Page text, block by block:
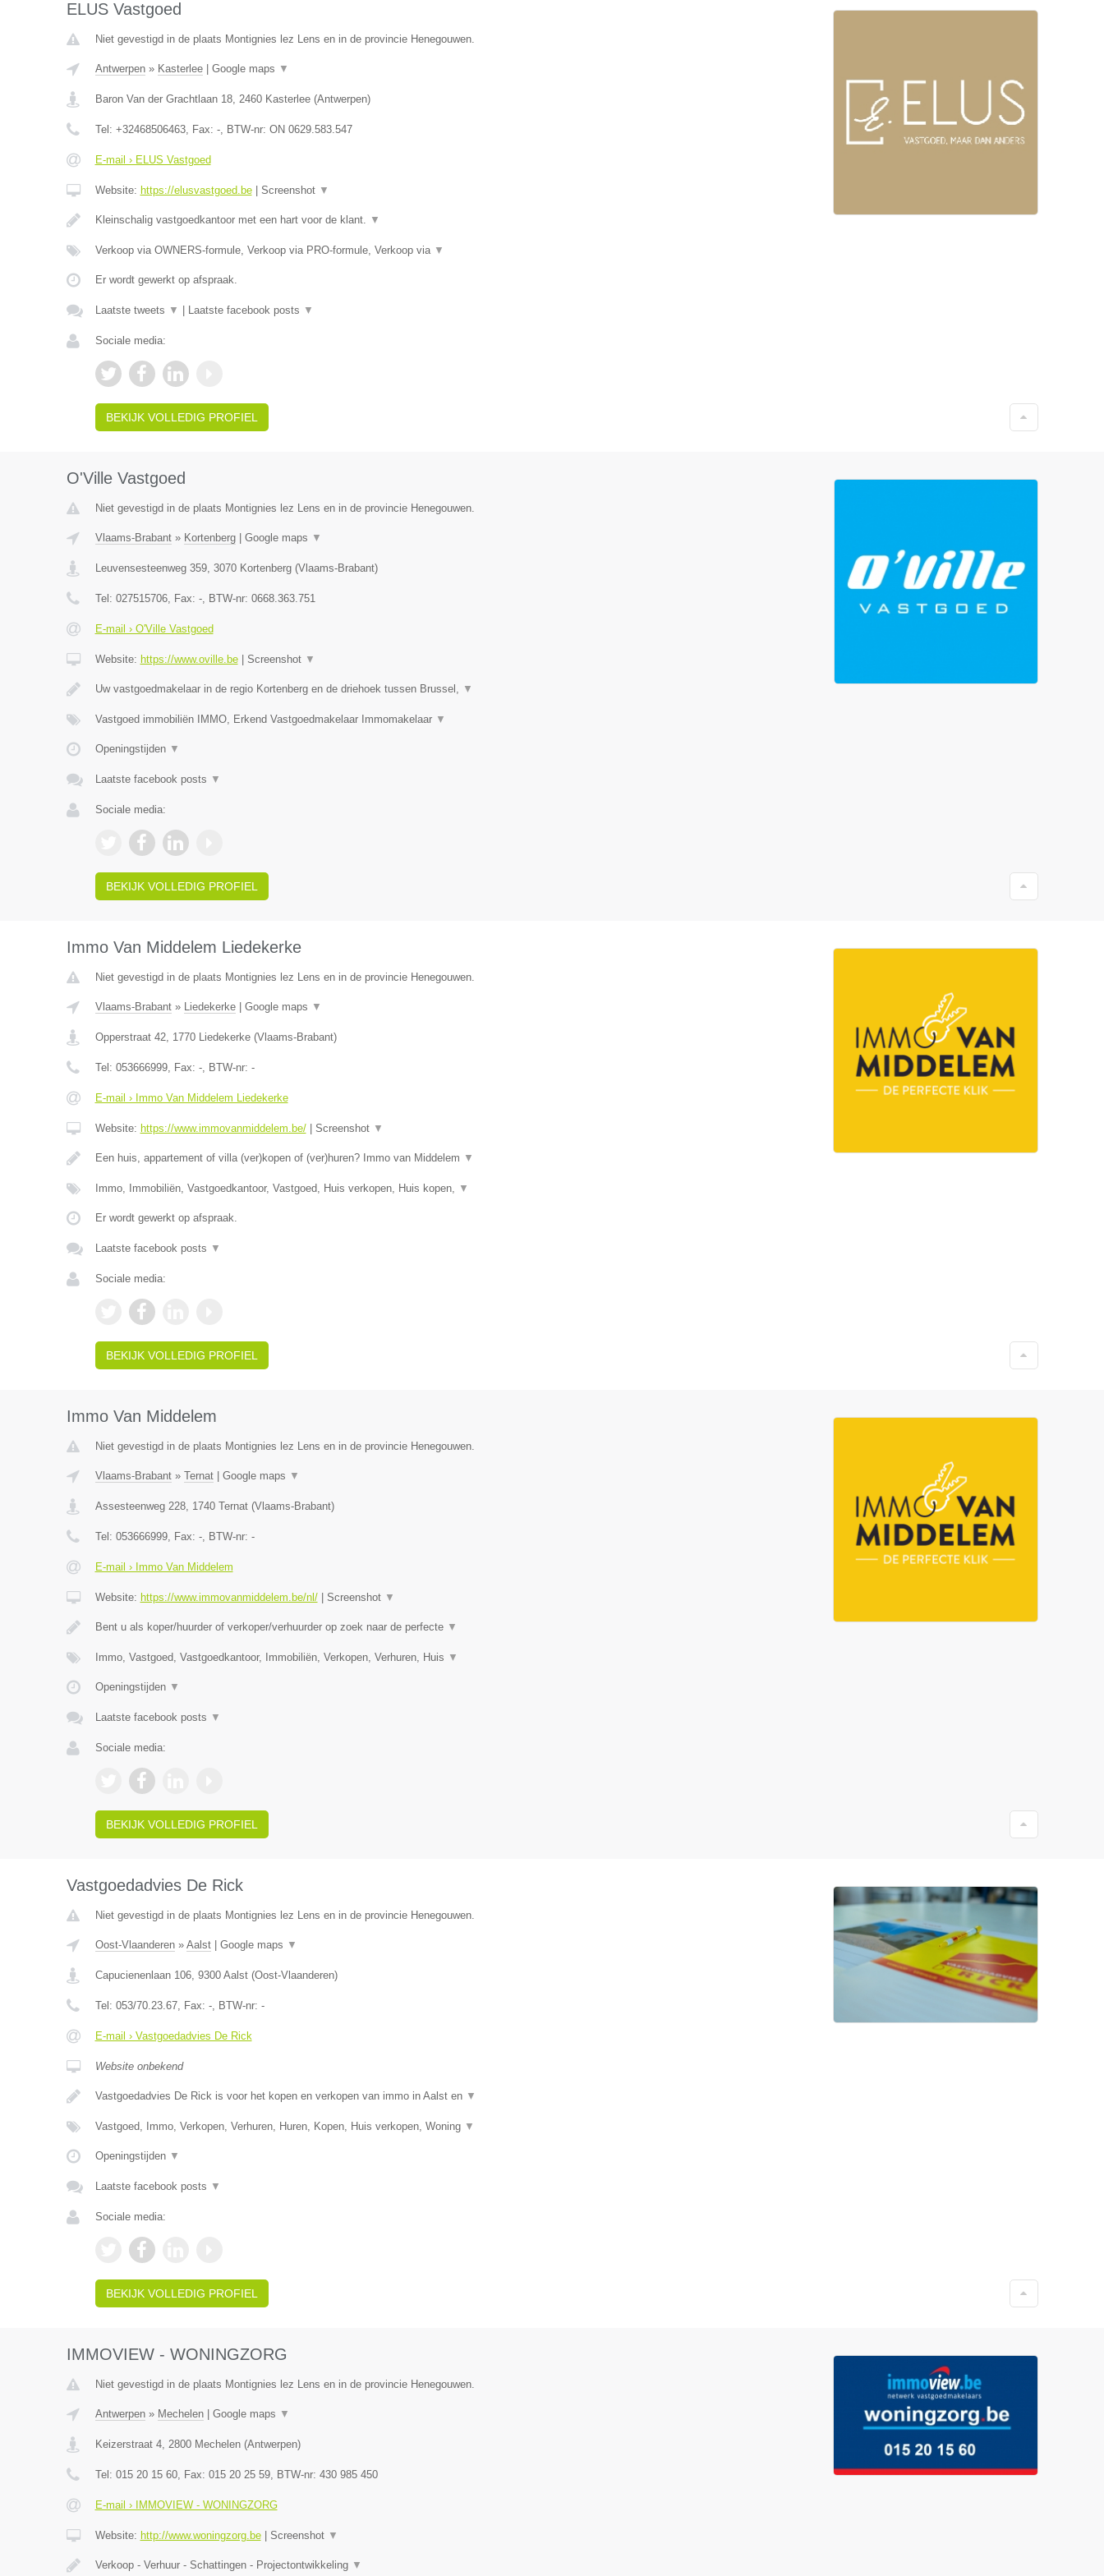
ELUS Vastgoed
Niet gevestigd in de plaats Montignies lez Lens en in de provincie Henegouwen.
Antwerpen» Kasterlee| Google maps ▼
Baron Van der Grachtlaan 18, 2460 Kasterlee(Antwerpen)
Tel: +32468506463, Fax: -, BTW-nr: ON 0629.583.547
E-mail › ELUS Vastgoed
Website: https://elusvastgoed.be| Screenshot ▼
Kleinschalig vastgoedkantoor met een hart voor de klant. ▼
Verkoop via OWNERS-formule, Verkoop via PRO-formule, Verkoop via ▼
Er wordt gewerkt op afspraak.
Laatste tweets ▼ Laatste facebook posts ▼
Sociale media:
BEKIJK VOLLEDIG PROFIEL
O'Ville Vastgoed
Niet gevestigd in de plaats Montignies lez Lens en in de provincie Henegouwen.
Vlaams-Brabant» Kortenberg| Google maps ▼
Leuvensesteenweg 359, 3070 Kortenberg(Vlaams-Brabant)
Tel: 027515706, Fax: -, BTW-nr: 0668.363.751
E-mail › O'Ville Vastgoed
Website: https://www.oville.be| Screenshot ▼
Uw vastgoedmakelaar in de regio Kortenberg en de driehoek tussen Brussel, ▼
Vastgoed immobiliën IMMO, Erkend Vastgoedmakelaar Immomakelaar ▼
Openingstijden ▼
Laatste facebook posts ▼
Sociale media:
BEKIJK VOLLEDIG PROFIEL
Immo Van Middelem Liedekerke
Niet gevestigd in de plaats Montignies lez Lens en in de provincie Henegouwen.
Vlaams-Brabant» Liedekerke| Google maps ▼
Opperstraat 42, 1770 Liedekerke(Vlaams-Brabant)
Tel: 053666999, Fax: -, BTW-nr: -
E-mail › Immo Van Middelem Liedekerke
Website: https://www.immovanmiddelem.be/| Screenshot ▼
Een huis, appartement of villa (ver)kopen of (ver)huren? Immo van Middelem ▼
Immo, Immobiliën, Vastgoedkantoor, Vastgoed, Huis verkopen, Huis kopen, ▼
Er wordt gewerkt op afspraak.
Laatste facebook posts ▼
Sociale media:
BEKIJK VOLLEDIG PROFIEL
Immo Van Middelem
Niet gevestigd in de plaats Montignies lez Lens en in de provincie Henegouwen.
Vlaams-Brabant» Ternat| Google maps ▼
Assesteenweg 228, 1740 Ternat(Vlaams-Brabant)
Tel: 053666999, Fax: -, BTW-nr: -
E-mail › Immo Van Middelem
Website: https://www.immovanmiddelem.be/nl/| Screenshot ▼
Bent u als koper/huurder of verkoper/verhuurder op zoek naar de perfecte ▼
Immo, Vastgoed, Vastgoedkantoor, Immobiliën, Verkopen, Verhuren, Huis ▼
Openingstijden ▼
Laatste facebook posts ▼
Sociale media:
BEKIJK VOLLEDIG PROFIEL
Vastgoedadvies De Rick
Niet gevestigd in de plaats Montignies lez Lens en in de provincie Henegouwen.
Oost-Vlaanderen» Aalst| Google maps ▼
Capucienenlaan 106, 9300 Aalst(Oost-Vlaanderen)
Tel: 053/70.23.67, Fax: -, BTW-nr: -
E-mail › Vastgoedadvies De Rick
Website onbekend
Vastgoedadvies De Rick is voor het kopen en verkopen van immo in Aalst en ▼
Vastgoed, Immo, Verkopen, Verhuren, Huren, Kopen, Huis verkopen, Woning ▼
Openingstijden ▼
Laatste facebook posts ▼
Sociale media:
BEKIJK VOLLEDIG PROFIEL
IMMOVIEW - WONINGZORG
Niet gevestigd in de plaats Montignies lez Lens en in de provincie Henegouwen.
Antwerpen» Mechelen| Google maps ▼
Keizerstraat 4, 2800 Mechelen(Antwerpen)
Tel: 015 20 15 60, Fax: 015 20 25 59, BTW-nr: 430 985 450
E-mail › IMMOVIEW - WONINGZORG
Website: http://www.woningzorg.be| Screenshot ▼
Verkoop - Verhuur - Schattingen - Projectontwikkeling ▼